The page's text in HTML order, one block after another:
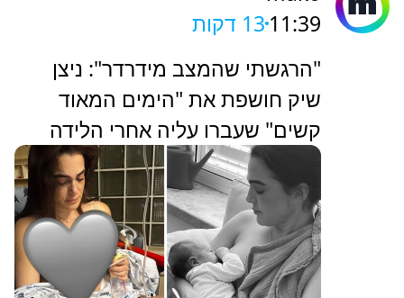
11:39 13 דקות
"הרגשתי שהמצב מידרדר": ניצן
שיק חושפת את "הימים המאוד
קשים" שעברו עליה אחרי הלידה